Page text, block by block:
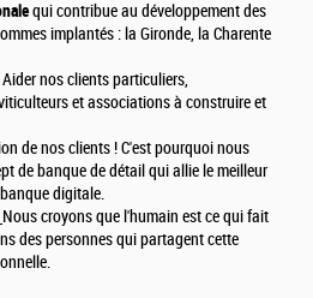
qui contribue au développement des
implantés : la Gironde, la Charente
Aider nos clients particuliers,
et associations à construire et
de nos clients ! C'est pourquoi nous
de banque de détail qui allie le meilleur
digitale.
Nous croyons que l'humain est ce qui fait
des personnes qui partagent cette